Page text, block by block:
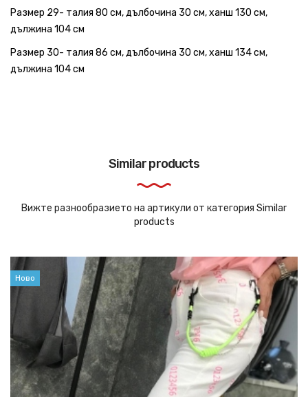
Размер 29- талия 80 см, дълбочина 30 см, ханш 130 см,
дължина 104 см
Размер 30- талия 86 см, дълбочина 30 см, ханш 134 см,
дължина 104 см
Similar products
Вижте разнообразието на артикули от категория Similar
products
Ново